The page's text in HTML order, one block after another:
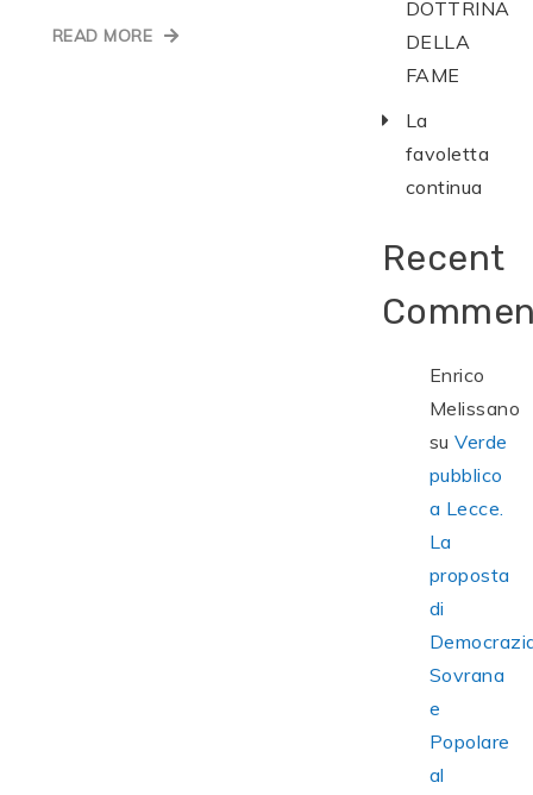
READ MORE
DOTTRINA
DELLA
FAME
La
favoletta
continua
Recent
Enrico
Melissano
suVerde
pubblico
a Lecce.
La
proposta
di
Sovrana
e
Popolare
al